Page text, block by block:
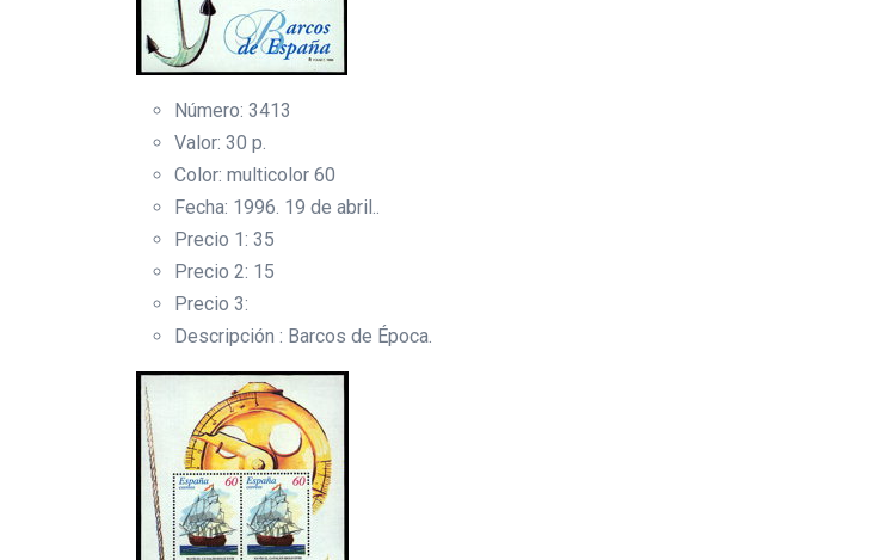
Número: 3413
Valor: 30 p.
Color: multicolor 60
Fecha: 1996. 19 de abril..
Precio 1: 35
Precio 2: 15
Precio 3:
Descripción : Barcos de Época.